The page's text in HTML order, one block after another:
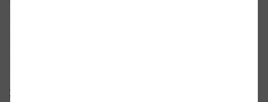
37,90